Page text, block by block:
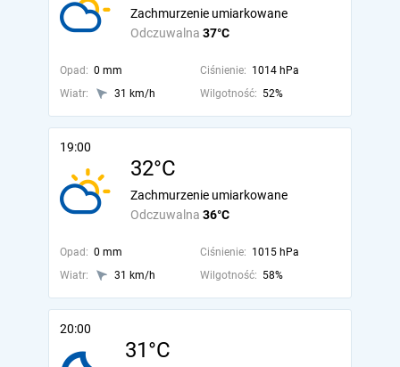
Odczuwalna 37°C
Zachmurzenie umiarkowane
Opad: 0 mm Ciśnienie: 1014 hPa
Wiatr:
31 km/h Wilgotność: 52%
19:00
32°C
Odczuwalna 36°C
Zachmurzenie umiarkowane
Opad: 0 mm Ciśnienie: 1015 hPa
Wiatr:
31 km/h Wilgotność: 58%
20:00
31°C